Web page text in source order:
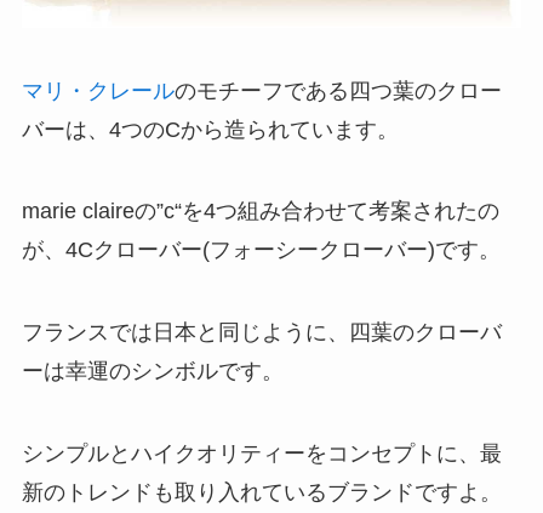
マリ・クレールのモチーフである四つ葉のクロー
バーは、4つのCから造られています。
marie claireの”c“を4つ組み合わせて考案されたの
が、4Cクローバー(フォーシークローバー)です。
フランスでは日本と同じように、四葉のクローバ
ーは幸運のシンボルです。
シンプルとハイクオリティーをコンセプトに、最
新のトレンドも取り入れているブランドですよ。